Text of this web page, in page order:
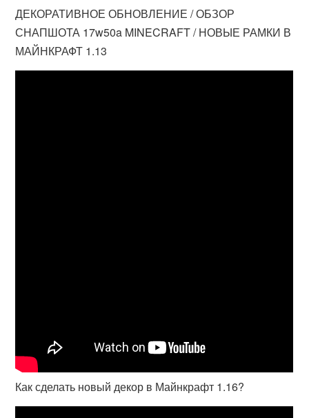
ДЕКОРАТИВНОЕ ОБНОВЛЕНИЕ / ОБЗОР
СНАПШОТА 17w50a MINECRAFT / НОВЫЕ РАМКИ В
МАЙНКРАФТ 1.13
Как сделать новый декор в Майнкрафт 1.16?